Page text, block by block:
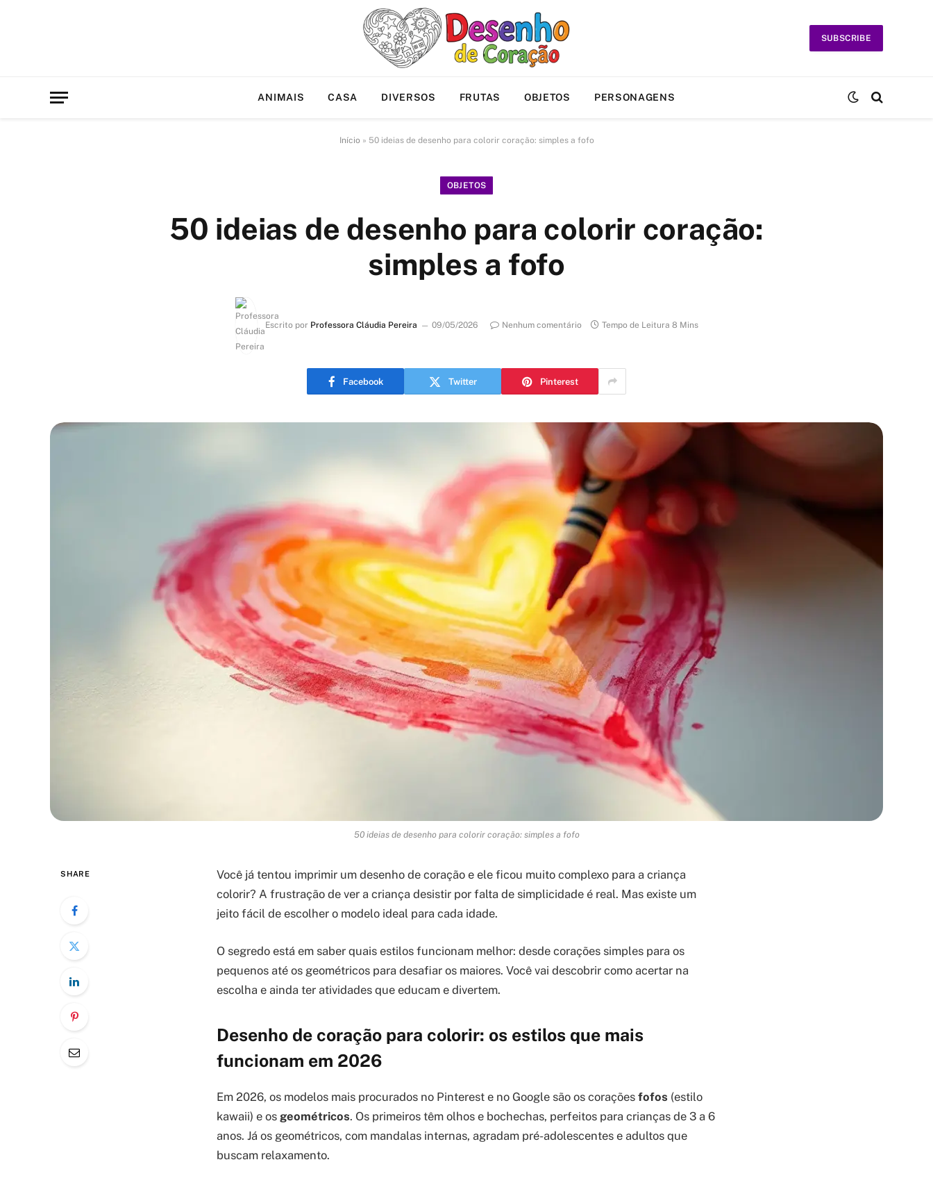
SUBSCRIBE
ANIMAIS CASA DIVERSOS FRUTAS OBJETOS PERSONAGENS
Início » 50 ideias de desenho para colorir coração: simples a fofo
OBJETOS
50 ideias de desenho para colorir coração:
simples a fofo
Escrito por Professora Cláudia Pereira 09/05/2026 Nenhum comentário Tempo de Leitura 8 Mins
Facebook Twitter Pinterest
50 ideias de desenho para colorir coração: simples a fofo
SHARE
Você já tentou imprimir um desenho de coração e ele ficou muito complexo para a criança
colorir? A frustração de ver a criança desistir por falta de simplicidade é real. Mas existe um
jeito fácil de escolher o modelo ideal para cada idade.
O segredo está em saber quais estilos funcionam melhor: desde corações simples para os
pequenos até os geométricos para desafiar os maiores. Você vai descobrir como acertar na
escolha e ainda ter atividades que educam e divertem.
Desenho de coração para colorir: os estilos que mais
funcionam em 2026
Em 2026, os modelos mais procurados no Pinterest e no Google são os corações fofos (estilo
kawaii) e os geométricos. Os primeiros têm olhos e bochechas, perfeitos para crianças de 3 a 6
anos. Já os geométricos, com mandalas internas, agradam pré-adolescentes e adultos que
buscam relaxamento.